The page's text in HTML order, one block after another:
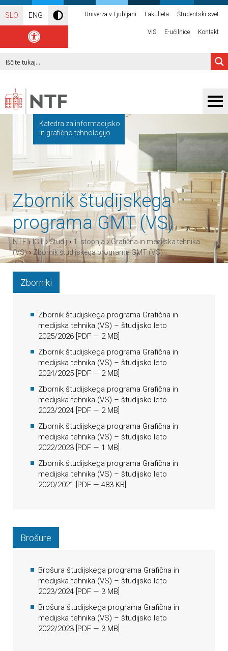
SLO ENG Univerza v Ljubljani Fakulteta Študentski svet
VIS E-učilnice Kontakt
Katedra za informacijsko
in grafično tehnologijo
Zbornik študijskega
programa GMT (VS)
NTF›IGT›Študij› 1. stopnja ›Grafična in medijska tehnika
(VS)›Zbornik študijskega programa GMT (VS)
Zborniki
Zbornik študijskega programa Grafična in
medijska tehnika (VS) – študijsko leto
2025/2026 PDF — 2 MB]
Zbornik študijskega programa Grafična in
medijska tehnika (VS) – študijsko leto
2024/2025 PDF — 2 MB]
Zbornik študijskega programa Grafična in
medijska tehnika (VS) – študijsko leto
2023/2024 PDF — 2 MB]
Zbornik študijskega programa Grafična in
medijska tehnika (VS) – študijsko leto
2022/2023 PDF — 1 MB]
Zbornik študijskega programa Grafična in
medijska tehnika (VS) – študijsko leto
2020/2021
PDF — 483 KB]
Brošure
Brošura študijskega programa Grafična in
medijska tehnika (VS) – študijsko leto
2023/2024 PDF — 3 MB]
Brošura študijskega programa Grafična in
medijska tehnika (VS) – študijsko leto
2022/2023 PDF — 3 MB]